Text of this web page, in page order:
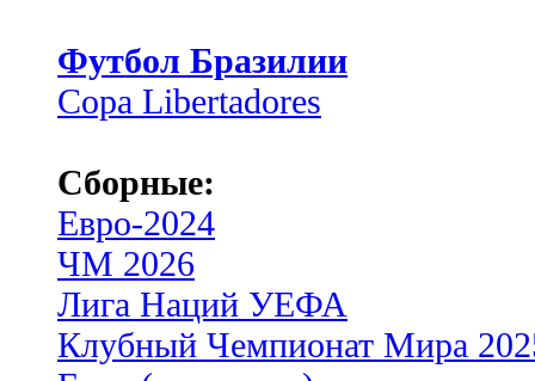
Футбол Бразилии
Copa Libertadores
Сборные:
Евро-2024
ЧМ 2026
Лига Наций УЕФА
Клубный Чемпионат Мира